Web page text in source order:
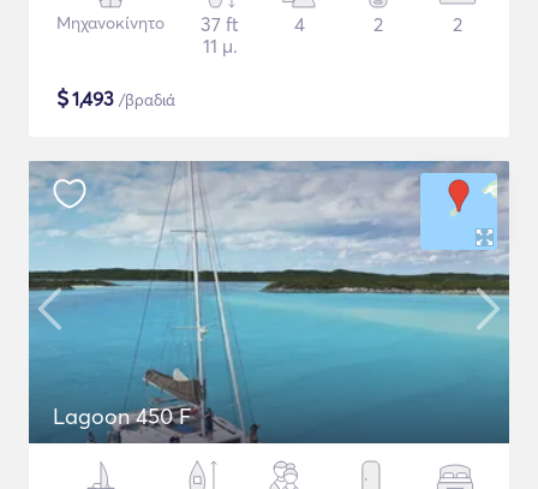
Μηχανοκίνητο
37 ft
11 μ.
4 2 2
$1,493 /βραδιά
Lagoon 450 F